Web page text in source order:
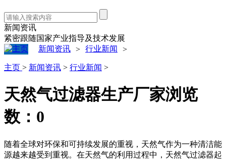
新闻资讯
紧密跟随国家产业指导及技术发展
新闻资讯 > 行业新闻 >
主页 > 新闻资讯 > 行业新闻 >
天然气过滤器生产厂家浏览
数： 0
随着全球对环保和可持续发展的重视，天然气作为一种清洁能
源越来越受到重视。在天然气的利用过程中，天然气过滤器起